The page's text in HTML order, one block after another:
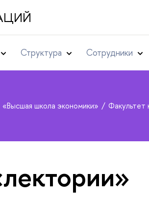
Структура Сотрудники
«Высшая школа экономики» Факультет